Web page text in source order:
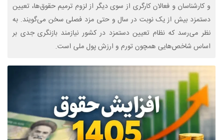
و کارشناسان و فعالان کارگری از سوی دیگر از لزوم ترمیم حقوق‌ها، تعیین
دستمزد بیش از یک نوبت در سال و حتی مزد فصلی سخن می‌گویند. به
نظر می‌رسد که نظام تعیین دستمزد در کشور نیازمند بازنگری جدی بر
اساس شاخص‌هایی همچون تورم و ارزش پول ملی است.